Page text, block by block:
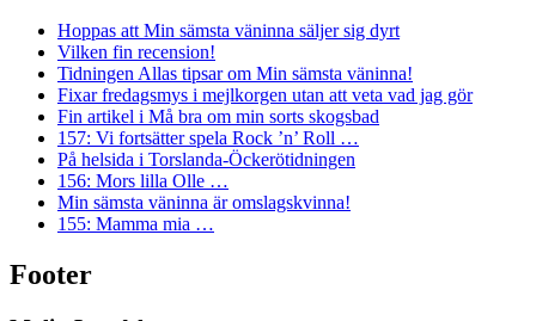
Hoppas att Min sämsta väninna säljer sig dyrt
Vilken fin recension!
Tidningen Allas tipsar om Min sämsta väninna!
Fixar fredagsmys i mejlkorgen utan att veta vad jag gör
Fin artikel i Må bra om min sorts skogsbad
157: Vi fortsätter spela Rock ’n’ Roll …
På helsida i Torslanda-Öckerötidningen
156: Mors lilla Olle …
Min sämsta väninna är omslagskvinna!
155: Mamma mia …
Footer